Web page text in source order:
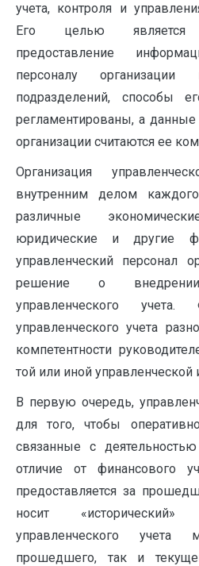
учета, контроля и
Его целью
предоставление
персоналу
подразделений, способы
регламентированы, а данные
организации считаются ее
Организация
внутренним делом
различные
юридические и другие
управленческий персонал
решение о
управленческого
управленческого учета
компетентности
той или иной управленческой
В первую очередь,
для того, чтобы
связанные с
отличие от финансового
предоставляется за
носит
управленческого учета
прошедшего, так и